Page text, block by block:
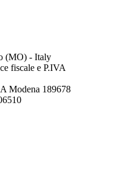
(MO) - Italy
fiscale e P.IVA
Modena 189678